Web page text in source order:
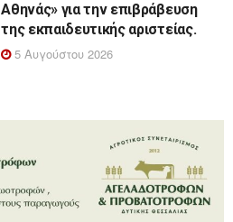
Αθηνάς» για την επιβράβευση
της εκπαιδευτικής αριστείας.
5 Αυγούστου 2026